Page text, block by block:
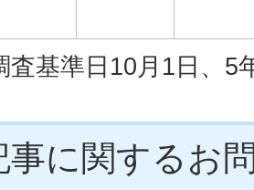
査基準日10月1日、5
事に関するお